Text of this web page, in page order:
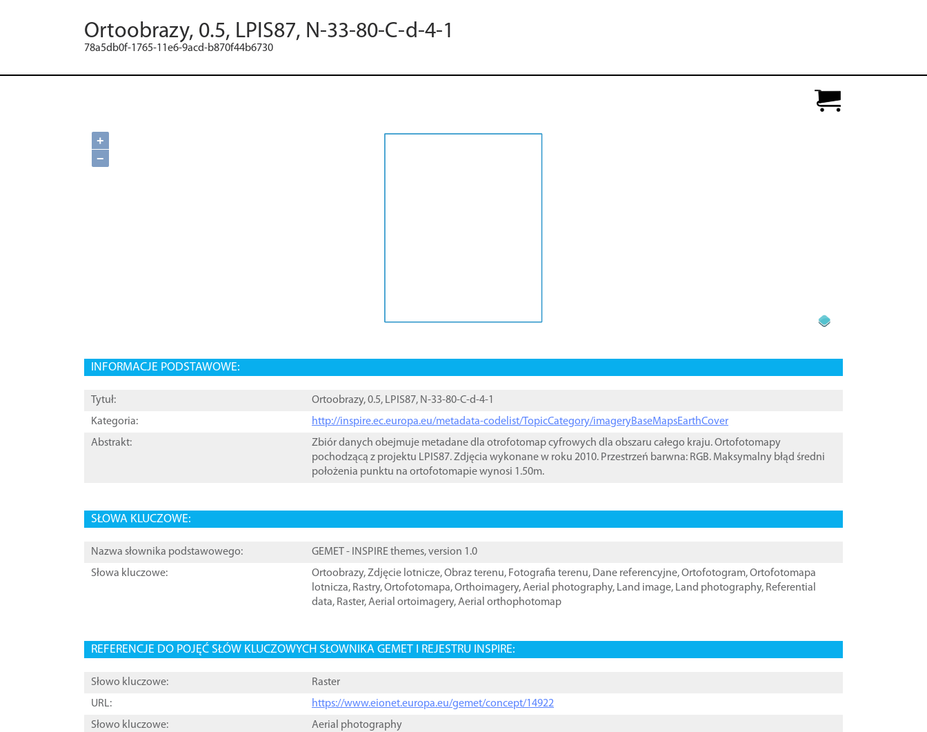
Ortoobrazy, 0.5, LPIS87, N-33-80-C-d-4-1
78a5db0f-1765-11e6-9acd-b870f44b6730
+
−
INFORMACJE PODSTAWOWE:
Tytuł:
Ortoobrazy, 0.5, LPIS87, N-33-80-C-d-4-1
Kategoria:
http://inspire.ec.europa.eu/metadata-codelist/TopicCategory/imageryBaseMapsEarthCover
Abstrakt:
Zbiór danych obejmuje metadane dla otrofotomap cyfrowych dla obszaru całego kraju. Ortofotomapy
pochodzącą z projektu LPIS87. Zdjęcia wykonane w roku 2010. Przestrzeń barwna: RGB. Maksymalny błąd średni
położenia punktu na ortofotomapie wynosi 1.50m.
SŁOWA KLUCZOWE:
Nazwa słownika podstawowego:
GEMET - INSPIRE themes, version 1.0
Słowa kluczowe:
Ortoobrazy,Zdjęcie lotnicze,Obraz terenu, Fotografia terenu, Dane referencyjne,Ortofotogram,Ortofotomapa
lotnicza, Rastry,Ortofotomapa,Orthoimagery,Aerial photography, Land image, Land photography, Referential
data, Raster,Aerial ortoimagery,Aerial orthophotomap
REFERENCJE DO POJĘĆ SŁÓW KLUCZOWYCH SŁOWNIKA GEMET I REJESTRU INSPIRE:
Słowo kluczowe:
Raster
URL:
https://www.eionet.europa.eu/gemet/concept/14922
Słowo kluczowe:
Aerial photography